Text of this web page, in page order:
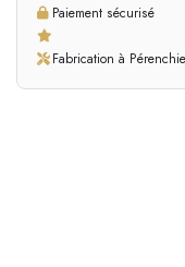
Paiement sécurisé
Fabrication à